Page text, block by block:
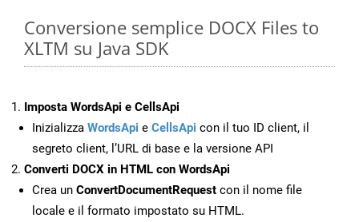
Conversione semplice DOCX Files to
XLTM su Java SDK
Imposta WordsApi e CellsApi
Inizializza WordsApi e CellsApi con il tuo ID client, il
segreto client, l’URL di base e la versione API
Converti DOCX in HTML con WordsApi
Crea un ConvertDocumentRequest con il nome file
locale e il formato impostato su HTML.